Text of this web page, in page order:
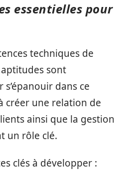
essentielles pour
techniques de
sont
dans ce
créer une relation de
ainsi que la gestion
un rôle clé.
clés à développer :